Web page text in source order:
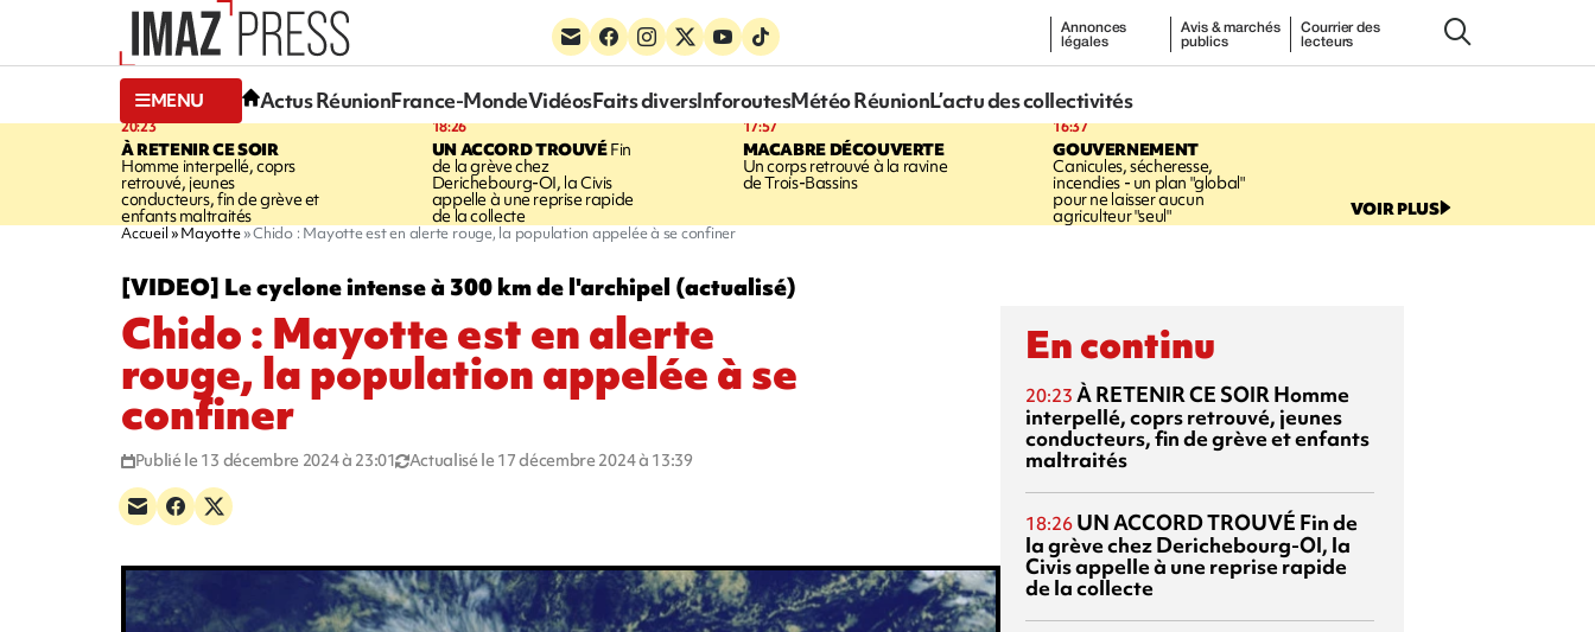
Annonces
légales
Avis & marchés
publics
Courrier des
lecteurs
MENU Actus RéunionFrance-MondeVidéosFaits diversInforoutesMétéo RéunionL’actu des collectivités
20:23
À RETENIR CE SOIR
Homme interpellé, coprs
retrouvé, jeunes
conducteurs, fin de grève et
enfants maltraités
18:26
UN ACCORD TROUVÉFin
de la grève chez
Derichebourg-OI, la Civis
appelle à une reprise rapide
de la collecte
17:57
MACABRE DÉCOUVERTE
Un corps retrouvé à la ravine
de Trois-Bassins
16:37
GOUVERNEMENT
Canicules, sécheresse,
incendies - un plan "global"
pour ne laisser aucun
agriculteur "seul" VOIR PLUS
Accueil Mayotte Chido : Mayotte est en alerte rouge, la population appelée à se confiner
[VIDEO] Le cyclone intense à 300 km de l'archipel (actualisé)
Chido : Mayotte est en alerte
rouge, la population appelée à se
confiner
Publié le 13 décembre 2024 à 23:01 Actualisé le 17 décembre 2024 à 13:39
En continu
20:23 À RETENIR CE SOIR Homme
interpellé, coprs retrouvé, jeunes
conducteurs, fin de grève et enfants
maltraités
18:26 UN ACCORD TROUVÉ Fin de
la grève chez Derichebourg-OI, la
Civis appelle à une reprise rapide
de la collecte